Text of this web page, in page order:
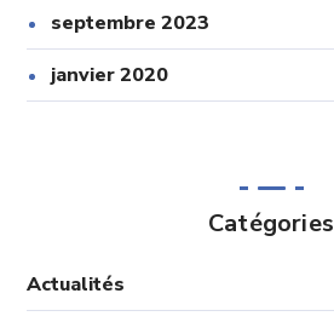
septembre 2023
janvier 2020
Catégories
Actualités